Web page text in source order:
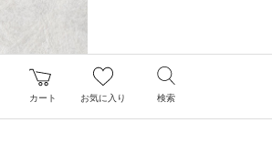
カート お気に入り 検索